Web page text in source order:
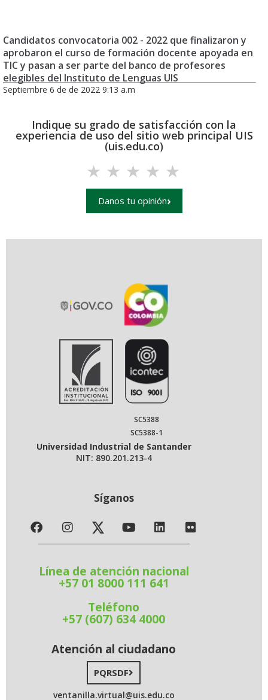
Candidatos convocatoria 002 - 2022 que finalizaron y
aprobaron el curso de formación docente apoyada en
TIC y pasan a ser parte del banco de profesores
elegibles del Instituto de Lenguas UIS
Septiembre 6 de de 2022 9:13 a.m
Indique su grado de satisfacción con la
experiencia de uso del sitio web principal UIS
(uis.edu.co)